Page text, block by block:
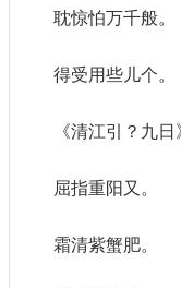
耽惊怕万千般。
得受用些儿个。
《清江引？九
屈指重阳又。
霜清紫蟹肥。